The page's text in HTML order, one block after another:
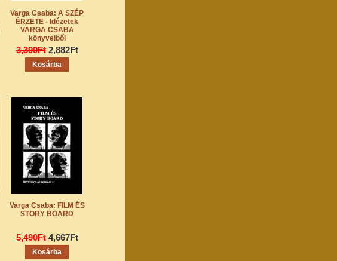
Varga Csaba: A SZÉP
ÉRZETE - Idézetek
VARGA CSABA
könyveiből
3,390Ft 2,882Ft
Varga Csaba: FILM ÉS
STORY BOARD
5,490Ft 4,667Ft